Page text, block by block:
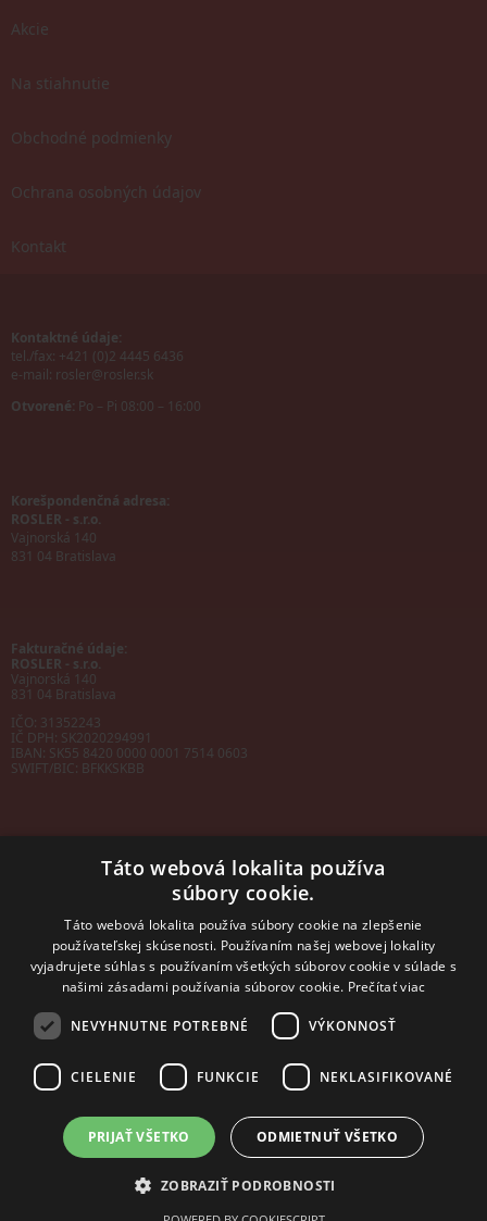
Akcie
Na stiahnutie
Obchodné podmienky
Ochrana osobných údajov
Kontakt
Kontaktné údaje:
tel./fax: +421 (0)2 4445 6436
e-mail: rosler@rosler.sk
Otvorené: Po – Pi 08:00 – 16:00
Korešpondenčná adresa:
ROSLER - s.r.o.
Vajnorská 140
831 04 Bratislava
Fakturačné údaje:
ROSLER - s.r.o.
Vajnorská 140
831 04 Bratislava
IČO: 31352243
IČ DPH: SK2020294991
IBAN: SK55 8420 0000 0001 7514 0603
SWIFT/BIC: BFKKSKBB
sales@rosler.sk
Regionálni zástupcovia
Západ a stred:
+421 903 728 402
Východ
mobil: +421 901 728 409
2014 - 2026 © ROSLER s.r.o.
Tvorba web stránok
aredakčný systém odAlejTech, spol. s r.o.
Táto webová lokalita používa
súbory cookie.
Táto webová lokalita používa súbory cookie na zlepšenie
používateľskej skúsenosti. Používaním našej webovej lokality
vyjadrujete súhlas s používaním všetkých súborov cookie v súlade s
našimi zásadami používania súborov cookie. Prečítať viac
NEVYHNUTNE POTREBNÉ VÝKONNOSŤ
CIELENIE FUNKCIE NEKLASIFIKOVANÉ
PRIJAŤ VŠETKO ODMIETNUŤ VŠETKO
ZOBRAZIŤ PODROBNOSTI